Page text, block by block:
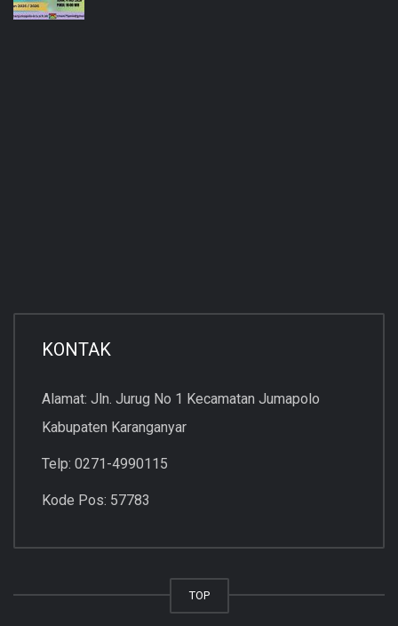
KONTAK
Alamat: Jln. Jurug No 1 Kecamatan Jumapolo
Kabupaten Karanganyar
Telp: 0271-4990115
Kode Pos: 57783
TOP